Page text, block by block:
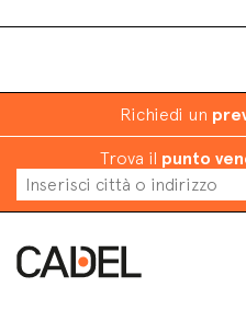
Richiedi un
Trova il punto